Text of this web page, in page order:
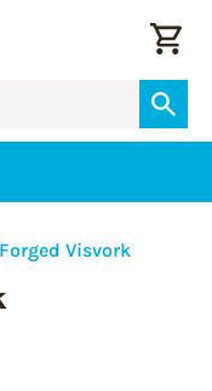
Visvork